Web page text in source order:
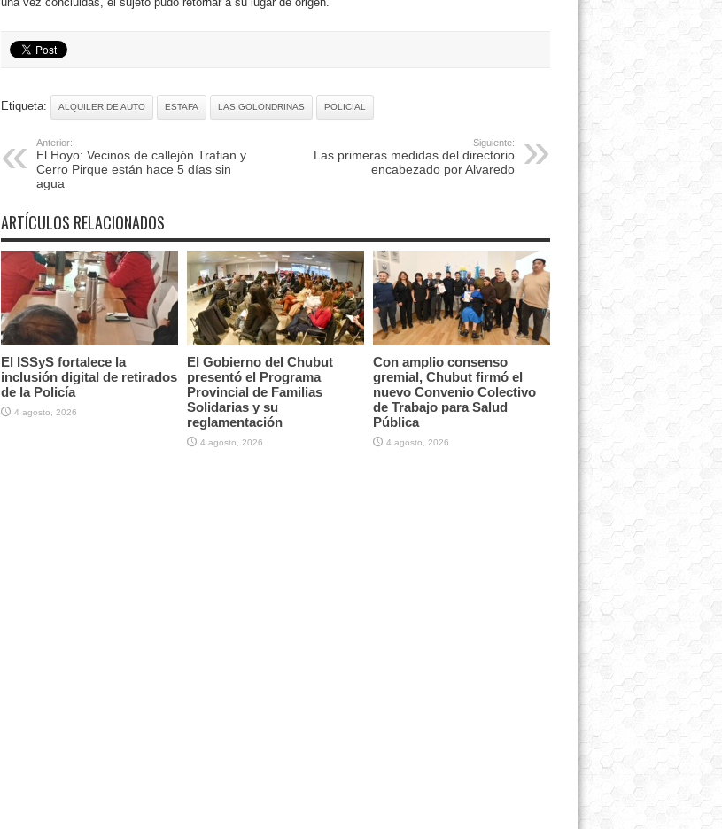
Etiqueta: ALQUILER DE AUTO ESTAFA LAS GOLONDRINAS POLICIAL
Anterior:
El Hoyo: Vecinos de callejón Trafian y
Cerro Pirque están hace 5 días sin
agua
Siguiente:
Las primeras medidas del directorio
encabezado por Alvaredo
ARTÍCULOS RELACIONADOS
El ISSyS fortalece la
inclusión digital de retirados
de la Policía
4 agosto, 2026
El Gobierno del Chubut
presentó el Programa
Provincial de Familias
Solidarias y su
reglamentación
4 agosto, 2026
Con amplio consenso
gremial, Chubut firmó el
nuevo Convenio Colectivo
de Trabajo para Salud
Pública
4 agosto, 2026